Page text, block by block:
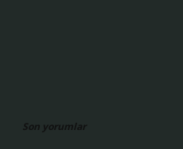
Son yorumlar